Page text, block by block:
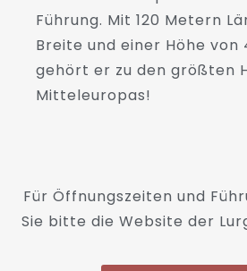
Führung. Mit 120 Metern
Breite und einer Höhe von
gehört er zu den größten
Mitteleuropas!
Für Öffnungszeiten und
Sie bitte die Website der